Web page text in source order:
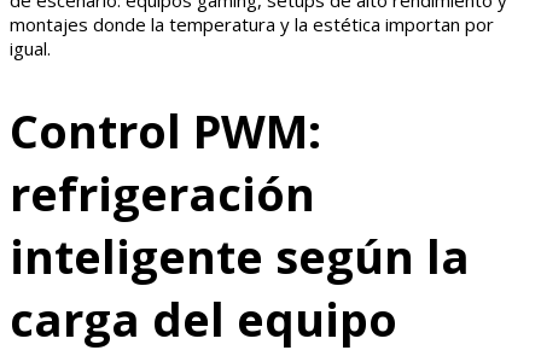
montajes donde la temperatura y la estética importan por
igual.
Control PWM:
refrigeración
inteligente según la
carga del equipo